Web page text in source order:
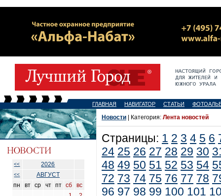
ГЛАВНАЯ НАВИГАТОР СТАТЬИ
<< 2026
<<
АВГУСТ
пн
вт ср чт пт сб
вс
Новости | Категория: Лента новостей
Страницы: 1 2 3 4 5 6
24 25 26 27 28 29 30
48 49 50 51 52 53 54
72 73 74 75 76 77 78
96 97 98 99 100 101